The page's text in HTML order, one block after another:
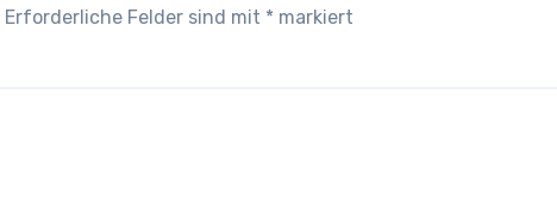
Erforderliche Felder sind mit * markiert